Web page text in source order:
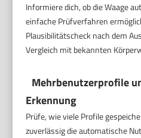
Informiere dich, ob die Waage
einfache Prüfverfahren
Plausibilitätscheck nach dem
Vergleich mit bekannten
Mehrbenutzerprofile
Erkennung
Prüfe, wie viele Profile
zuverlässig die automatische